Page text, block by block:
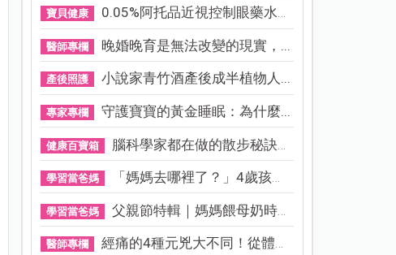
寶貝健康 0.05%阿托品近視控制眼藥水納...
醫師專欄 晚婚晚育是無法改變的現實，...
產後照護 小說家青竹酒產後成半植物人...
專家專欄 守護寶寶的黃金睡眠：為什麼...
健康百寶箱 腦科學家都在做的散步秘訣！...
學習當爸媽 「媽媽去哪裡了？」4歲孩子還...
學習當爸媽 父親節特輯｜媽媽餵母奶時，...
醫師專欄 經痛的4種元兇大不同！從體質...